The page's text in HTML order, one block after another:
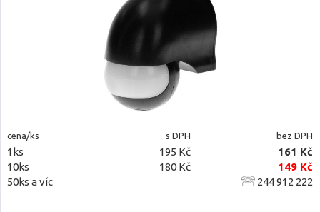
cena/ks s DPH bez DPH
1ks 195 Kč
161 Kč
10ks
180 Kč
149 Kč
50ks a víc
244 912 222